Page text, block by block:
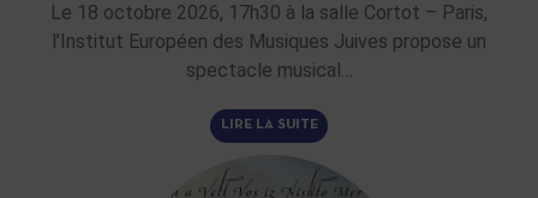
Le 18 octobre 2026, 17h30 à la salle Cortot – Paris,
l’Institut Européen des Musiques Juives propose un
spectacle musical…
LIRE LA SUITE